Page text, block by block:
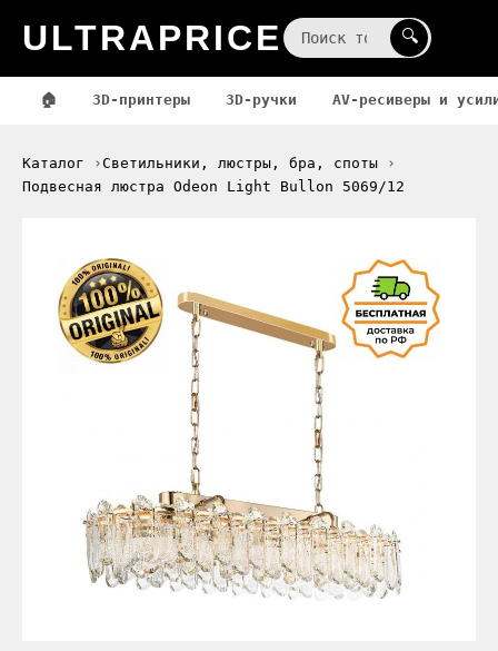
ULTRAPRICE 🔍
🏠 3D-принтеры 3D-ручки AV-ресиверы и
Каталог
Светильники, люстры, бра, споты
Подвесная люстра Odeon Light Bullon 5069/12